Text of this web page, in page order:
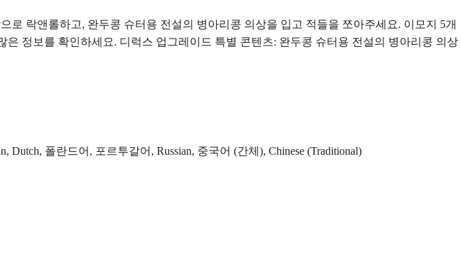
락앤롤하고, 완두콩 슈터용 전설의 병아리콩 의상을 입고 적들을 쪼아주세요. 이모지 5개
정보를 확인하세요. 디럭스 업그레이드 특별 콘텐츠: 완두콩 슈터용 전설의 병아리콩 의상
폴란드어, 포르투갈어, Russian, 중국어 (간체), Chinese (Traditional)